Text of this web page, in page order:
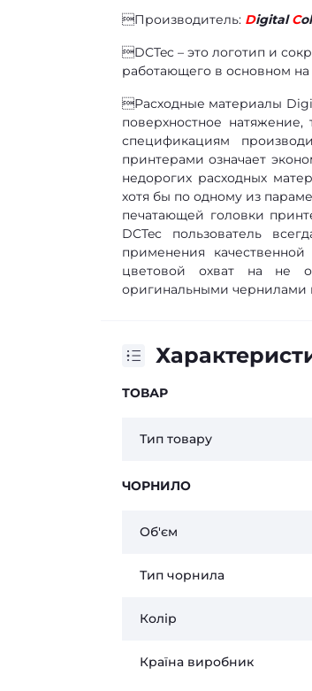
Производитель: DigitalC
DCTec – это логотип и
работающего в основном
Расходные материалы
поверхностное
спецификациям
принтерами означает
недорогих расходных
хотя бы по одному из
печатающей головки
DCTec пользователь
применения
цветовой охват на не
оригинальными чернилами
ТОВАР
Тип товару
ЧОРНИЛО
Об'єм
Тип чорнила
Колір
Країна виробник